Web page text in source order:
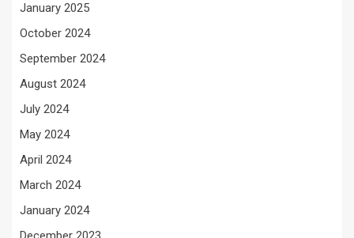
January 2025
October 2024
September 2024
August 2024
July 2024
May 2024
April 2024
March 2024
January 2024